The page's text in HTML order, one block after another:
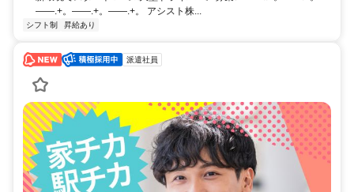
――.+。――.+。――.+。 アシスト株...
シフト制 昇給あり
派遣社員